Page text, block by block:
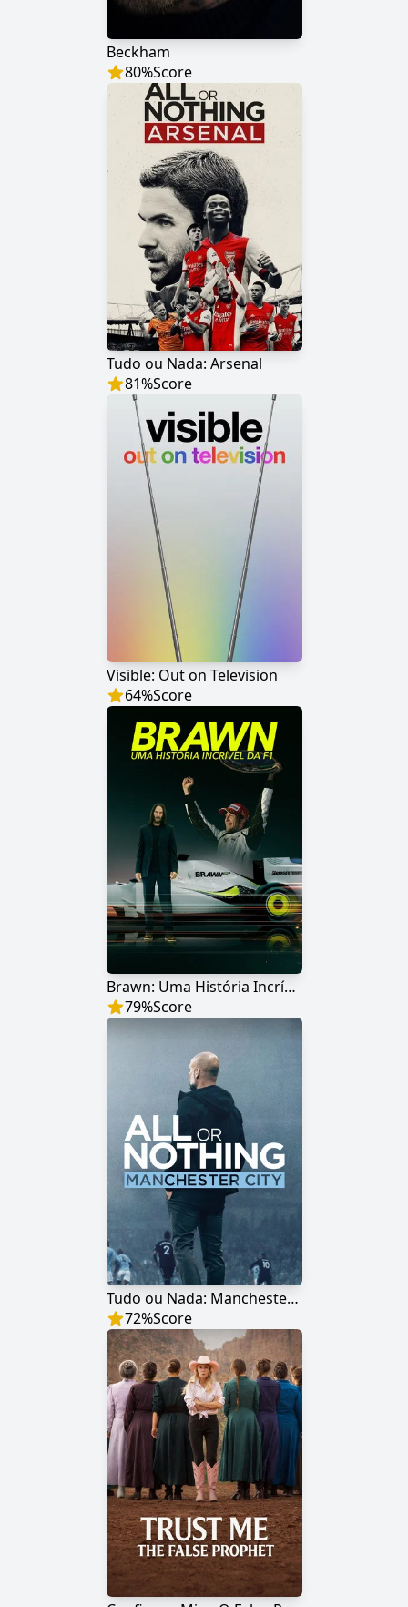
Beckham
80%Score
Tudo ou Nada: Arsenal
81%Score
Visible: Out on Television
64%Score
Brawn: Uma História Incrível da F1
79%Score
Tudo ou Nada: Manchester City
72%Score